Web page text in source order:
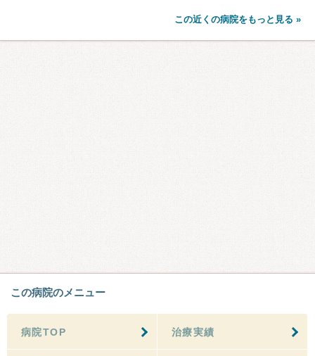
この近くの病院をもっと見る »
この病院のメニュー
病院TOP 治療実績